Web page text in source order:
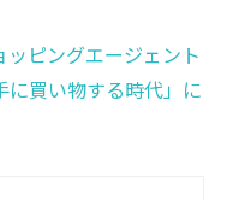
ピングエージェント
に買い物する時代」に